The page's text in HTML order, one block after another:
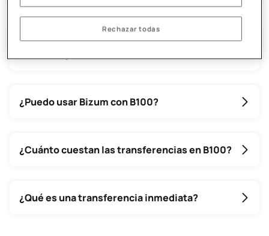
¿Desde qué cajeros puedo sacar dinero gratis
¿Puedo usar Bizum con B100?
¿Cuánto cuestan las transferencias en B100?
¿Qué es una transferencia inmediata?
Rechazar todas